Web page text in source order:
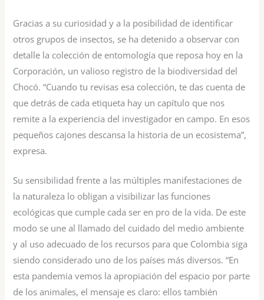
Gracias a su curiosidad y a la posibilidad de identificar
otros grupos de insectos, se ha detenido a observar con
detalle la colección de entomología que reposa hoy en la
Corporación, un valioso registro de la biodiversidad del
Chocó. “Cuando tu revisas esa colección, te das cuenta de
que detrás de cada etiqueta hay un capítulo que nos
remite a la experiencia del investigador en campo. En esos
pequeños cajones descansa la historia de un ecosistema”,
expresa.
Su sensibilidad frente a las múltiples manifestaciones de
la naturaleza lo obligan a visibilizar las funciones
ecológicas que cumple cada ser en pro de la vida. De este
modo se une al llamado del cuidado del medio ambiente
y al uso adecuado de los recursos para que Colombia siga
siendo considerado uno de los países más diversos. “En
esta pandemia vemos la apropiación del espacio por parte
de los animales, el mensaje es claro: ellos también